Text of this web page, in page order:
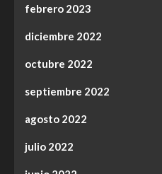
febrero 2023
diciembre 2022
octubre 2022
septiembre 2022
agosto 2022
julio 2022